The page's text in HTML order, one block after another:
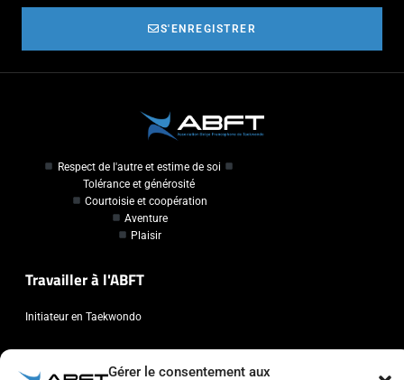
Gérer le consentement aux
S'ENREGISTRER
Respect de l'autre et estime de soi
Tolérance et générosité
Courtoisie et coopération
Aventure
Plaisir
Travailler à l'ABFT
Initiateur en Taekwondo